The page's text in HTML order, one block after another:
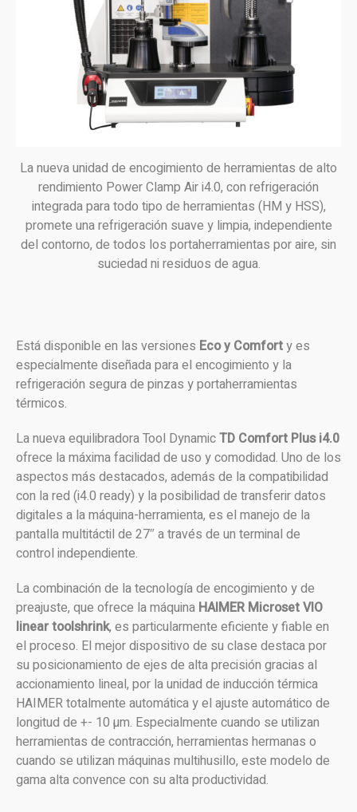
La nueva unidad de encogimiento de herramientas de alto
rendimiento Power Clamp Air i4.0, con refrigeración
integrada para todo tipo de herramientas (HM y HSS),
promete una refrigeración suave y limpia, independiente
del contorno, de todos los portaherramientas por aire, sin
suciedad ni residuos de agua.
Está disponible en las versiones Eco y Comforty es
especialmente diseñada para el encogimiento y la
refrigeración segura de pinzas y portaherramientas
térmicos.
La nueva equilibradora Tool DynamicTD Comfort Plus i4.0
ofrece la máxima facilidad de uso y comodidad. Uno de los
aspectos más destacados, además de la compatibilidad
con la red (i4.0 ready) y la posibilidad de transferir datos
digitales a la máquina-herramienta, es el manejo de la
pantalla multitáctil de 27″ a través de un terminal de
control independiente.
La combinación de la tecnología de encogimiento y de
preajuste, que ofrece la máquina HAIMER Microset VIO
linear toolshrink, es particularmente eficiente y fiable en
el proceso. El mejor dispositivo de su clase destaca por
su posicionamiento de ejes de alta precisión gracias al
accionamiento lineal, por la unidad de inducción térmica
HAIMER totalmente automática y el ajuste automático de
longitud de +- 10 µm. Especialmente cuando se utilizan
herramientas de contracción, herramientas hermanas o
cuando se utilizan máquinas multihusillo, este modelo de
gama alta convence con su alta productividad.